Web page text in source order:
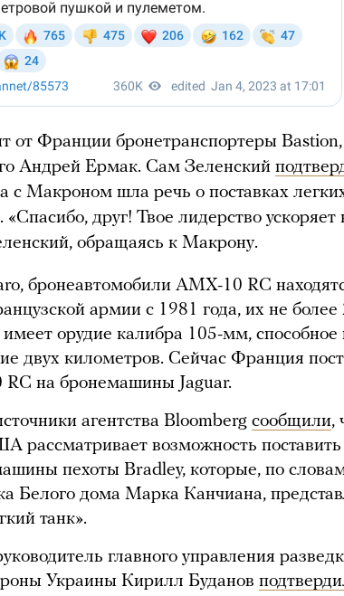
от Франции бронетранспортеры Bastion,
Андрей Ермак. Сам Зеленский
с Макроном шла речь о поставках
друг! Твое лидерство ускоряет
обращаясь к Макрону.
бронеавтомобили AMX-10 RC
армии с 1981 года, их не более
орудие калибра 105-мм, способное
двух километров. Сейчас Франция
RC на бронемашины Jaguar.
агентства Bloomberg сообщили,
рассматривает возможность поставить
пехоты Bradley, которые, по
Белого дома Марка Канчиана,
танк».
главного управления
Украины Кирилл Буданов